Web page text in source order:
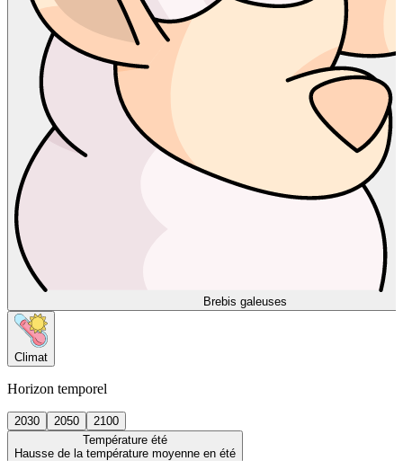
Brebis galeuses
Climat
Horizon temporel
2030 2050
2100
Température été
Hausse de la température moyenne en été